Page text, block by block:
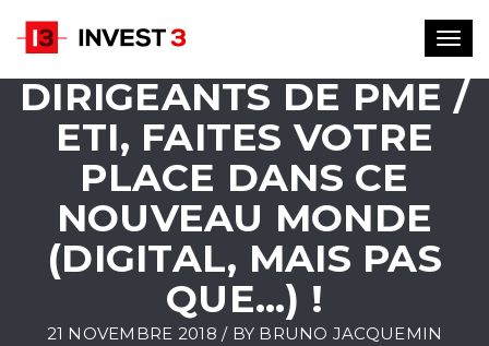
DIRIGEANTS DE PME /
ETI, FAITES VOTRE
PLACE DANS CE
NOUVEAU MONDE
(DIGITAL, MAIS PAS
QUE…) !
21 NOVEMBRE 2018 / BY BRUNO JACQUEMIN